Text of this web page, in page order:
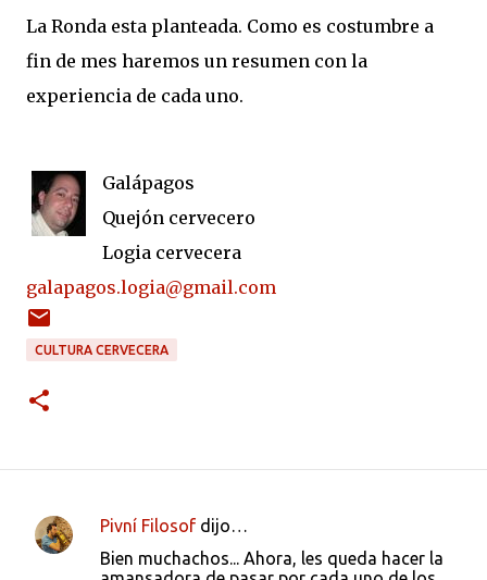
La Ronda esta planteada. Como es costumbre a
fin de mes haremos un resumen con la
experiencia de cada uno.
Galápagos
Quejón cervecero
Logia cervecera
galapagos.logia@gmail.com
CULTURA CERVECERA
C
Pivní Filosof dijo…
Bien muchachos... Ahora, les queda hacer la